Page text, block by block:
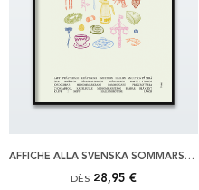
AFFICHE ALLA SVENSKA SOMMARSAKER, ORIGINAL
DÈS 28,95 €